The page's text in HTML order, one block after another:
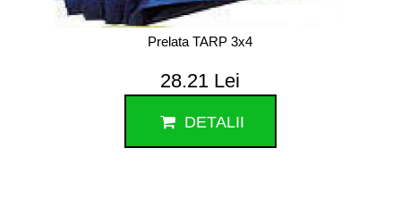
Prelata TARP 3x4
28.21 Lei
DETALII